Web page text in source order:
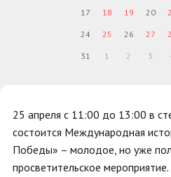
25 апреля с 11:00 до 13:00 в
состоится Международная
Победы» – молодое, но уже
просветительское
17 18 19 20
24 25 26 27
31 1 2 3